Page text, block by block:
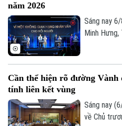
năm 2026
Sáng nay
Minh Hưng,
khổ chuỗi
an tổ chức
mạng nhân
Cần thể hiện rõ đường Vành
tính liên kết vùng
Sáng nay
về Chủ